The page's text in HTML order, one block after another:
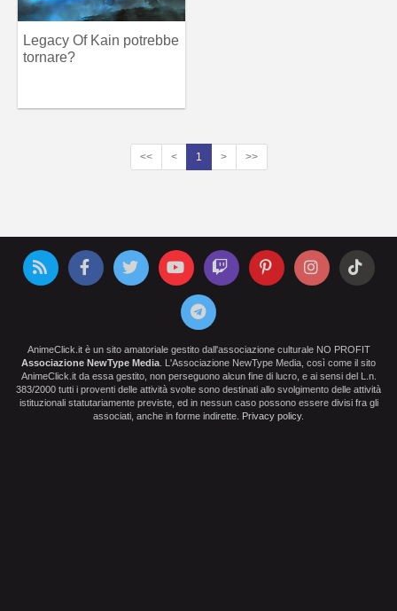
Legacy Of Kain potrebbe
tornare?
<< < 1 > >>
AnimeClick.it è un sito amatoriale gestito dall'associazione culturale NO PROFIT
Associazione NewType Media . L'Associazione NewType Media, così come il sito
AnimeClick.it da essa gestito, non perseguono alcun fine di lucro, e ai sensi del L.n.
383/2000 tutti i proventi delle attività svolte sono destinati allo svolgimento delle attività
istituzionali statutariamente previste, ed in nessun caso possono essere divisi fra gli
associati, anche in forme indirette.
Privacy policy.